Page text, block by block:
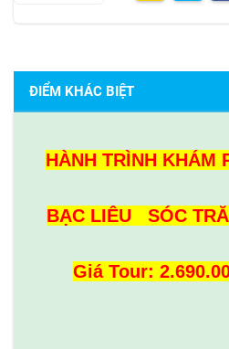
ĐIỂM KHÁC BIỆT
HÀNH TRÌNH KHÁM
BẠC LIÊU SÓC
Giá Tour: